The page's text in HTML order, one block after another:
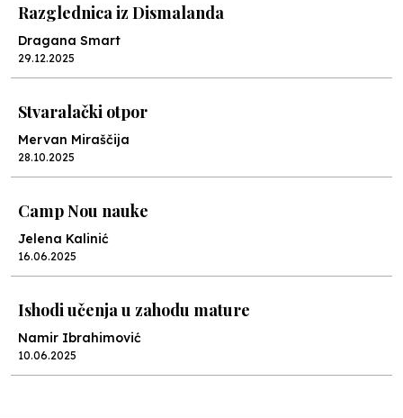
Razglednica iz Dismalanda
Dragana Smart
29.12.2025
Stvaralački otpor
Mervan Miraščija
28.10.2025
Camp Nou nauke
Jelena Kalinić
16.06.2025
Ishodi učenja u zahodu mature
Namir Ibrahimović
10.06.2025